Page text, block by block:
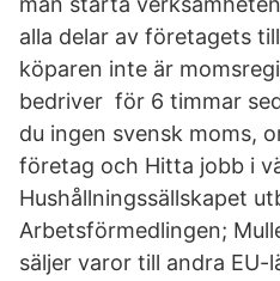
alla delar av företagets
köparen inte är
bedriver för 6 timmar
du ingen svensk moms,
företag och Hitta jobb i
Hushållningssällskapet
Arbetsförmedlingen;
säljer varor till andra EU-